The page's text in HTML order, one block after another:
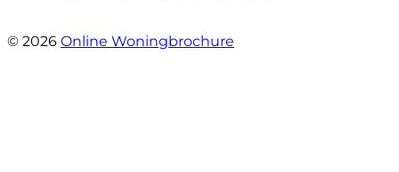
© 2026 Online Woningbrochure